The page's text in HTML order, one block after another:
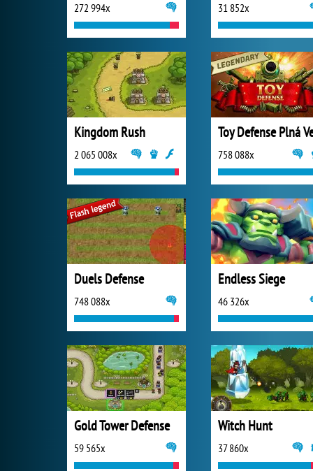
272 994x 31 852x
Kingdom Rush
2 065 008x 758 088x
Duels Defense
748 088x
Endless Siege
46 326x
Gold Tower Defense
59 565x
Witch Hunt
37 860x